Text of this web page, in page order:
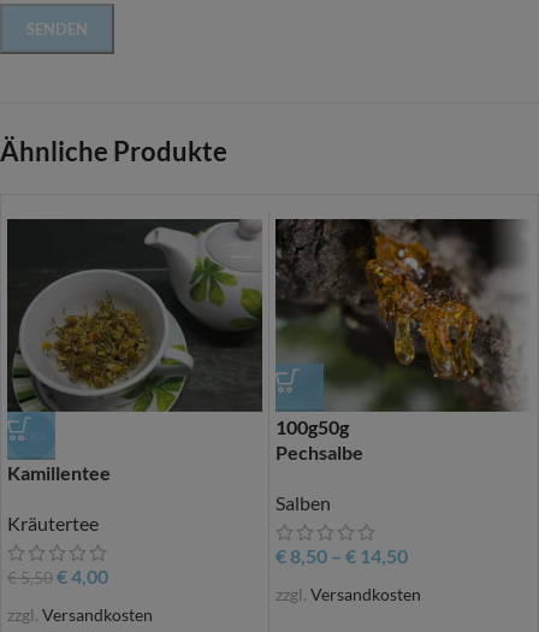
Ähnliche Produkte
-27%
Kamillentee
Kräutertee
€5,50€4,00
zzgl. Versandkosten
100g50g
Pechsalbe
Salben
€ 8,50 – € 14,50
zzgl. Versandkosten